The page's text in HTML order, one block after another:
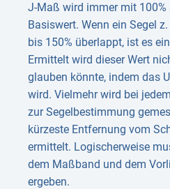
J-Maß wird immer mit
Basiswert. Wenn ein Segel
bis 150% überlappt, ist es
Ermittelt wird dieser Wert
glauben könnte, indem das
wird. Vielmehr wird bei
zur Segelbestimmung
kürzeste Entfernung vom
ermittelt. Logischerweise
dem Maßband und dem
ergeben.